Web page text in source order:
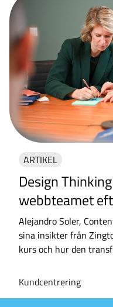
ARTIKEL
Design
webbteamet
Alejandro Soler,
sina insikter från
kurs och hur den
Kundcentrering